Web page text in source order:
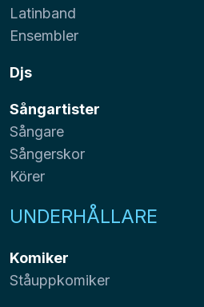
Latinband
Ensembler
Djs
Sångartister
Sångare
Sångerskor
Körer
UNDERHÅLLARE
Komiker
Ståuppkomiker